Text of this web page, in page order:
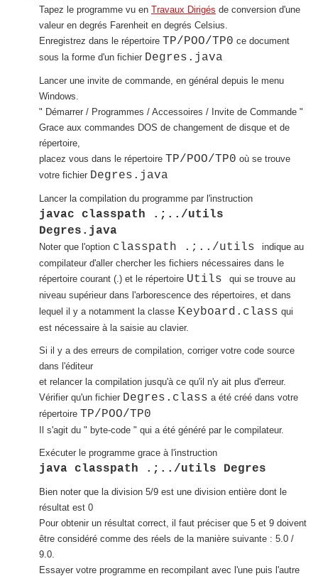
Tapez le programme vu en Travaux Dirigés de conversion d'une
valeur en degrés Farenheit en degrés Celsius.
Enregistrez dans le répertoire TP/POO/TP0 ce document
sous la forme d'un fichier Degres.java
Lancer une invite de commande, en général depuis le menu
Windows.
" Démarrer / Programmes / Accessoires / Invite de Commande "
Grace aux commandes DOS de changement de disque et de
répertoire,
placez vous dans le répertoire TP/POO/TP0 où se trouve
votre fichier Degres.java
Lancer la compilation du programme par l'instruction
javac classpath .;../utils
Degres.java
Noter que l'option classpath .;../utils indique au
compilateur d'aller chercher les fichiers nécessaires dans le
répertoire courant (.) et le répertoire Utils qui se trouve au
niveau supérieur dans l'arborescence des répertoires, et dans
lequel il y a notamment la classe Keyboard.class qui
est nécessaire à la saisie au clavier.
Si il y a des erreurs de compilation, corriger votre code source
dans l'éditeur
et relancer la compilation jusqu'à ce qu'il n'y ait plus d'erreur.
Vérifier qu'un fichier Degres.class a été créé dans votre
répertoire TP/POO/TP0
Il s'agit du " byte-code " qui a été généré par le compilateur.
Exécuter le programme grace à l'instruction
java classpath .;../utils Degres
Bien noter que la division 5/9 est une division entière dont le
résultat est 0
Pour obtenir un résultat correct, il faut préciser que 5 et 9 doivent
être considéré comme des réels de la manière suivante : 5.0 /
9.0.
Essayer votre programme en recompilant avec l'une puis l'autre